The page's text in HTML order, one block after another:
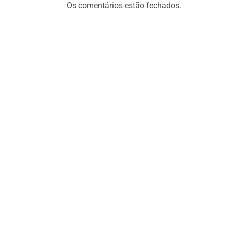
Os comentários estão fechados.